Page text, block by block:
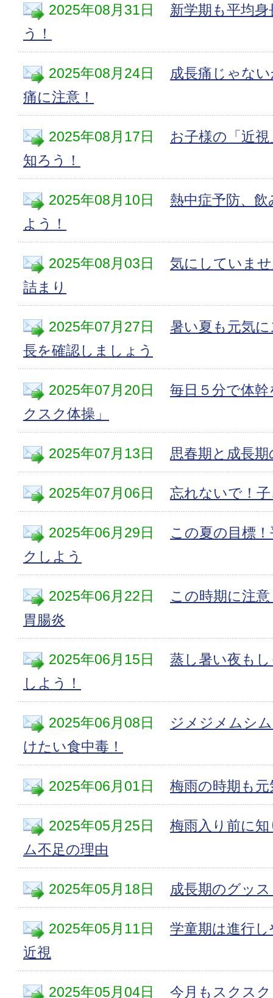
2025年08月31日
新学期も平均
う！
2025年08月24日
成長痛じゃな
痛に注意！
2025年08月17日
お子様の「近
知ろう！
2025年08月10日
熱中症予防、
よう！
2025年08月03日
気にしていま
詰まり
2025年07月27日
暑い夏も元気
長を確認しましょう
2025年07月20日
毎日５分で体
クスク体操」
2025年07月13日 思春期と成長
2025年07月06日 忘れないで！
2025年06月29日
この夏の目標
クしよう
2025年06月22日
この時期に注
胃腸炎
2025年06月15日
蒸し暑い夜も
しよう！
2025年06月08日
ジメジメムシ
けたい食中毒！
2025年06月01日 梅雨の時期も
2025年05月25日
梅雨入り前に
ム不足の理由
2025年05月18日 成長期のグッ
2025年05月11日
学童期は進行
近視
2025年05月04日 今月もスクス